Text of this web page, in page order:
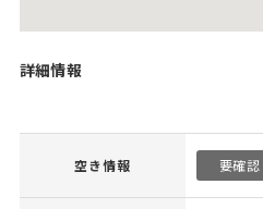
詳細情報
空き情報 要確認